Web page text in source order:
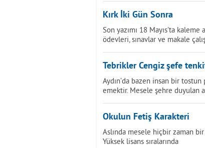
Kırk İki Gün Sonra
Son yazımı 18 Mayıs'ta
ödevleri, sınavlar ve makale
Tebrikler Cengiz şefe
Aydın’da bazen insan bir
emektir. Mesele şehre duyulan
Okulun Fetiş Karakteri
Aslında mesele hiçbir zaman
Yüksek lisans sıralarında